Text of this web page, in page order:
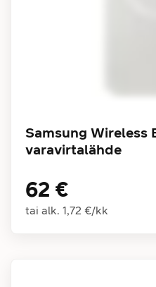
Samsung Wireless
varavirtalähde
62 €
tai alk. 1,72 €/kk